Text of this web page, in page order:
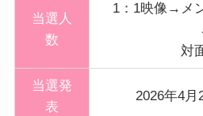
当選人
数
1：1映像→メ
対
当選発
表
2026年4月